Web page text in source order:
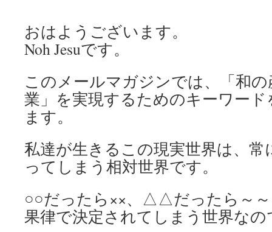
おはようございます。
Noh Jesuです。
このメールマガジンでは、「和
業」を実現するためのキーワー
ます。
私達が生きるこの現実世界は、
ってしまう相対世界です。
○○だったら××、△△だったら～
果律で決定されてしまう世界なの